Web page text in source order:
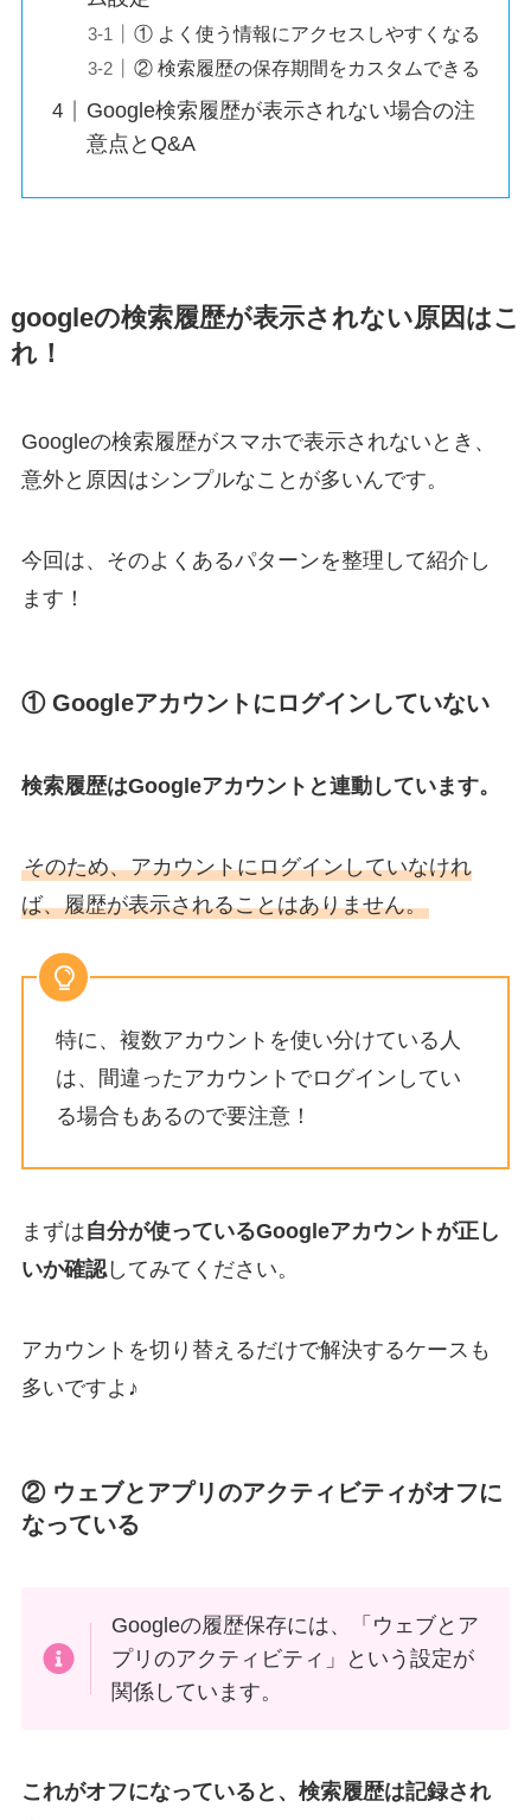
① よく使う情報にアクセスしやすくなる
② 検索履歴の保存期間をカスタムできる
Google検索履歴が表示されない場合の注
意点とQ&A
googleの検索履歴が表示されない原因はこ
れ！
Googleの検索履歴がスマホで表示されないとき、
意外と原因はシンプルなことが多いんです。
今回は、そのよくあるパターンを整理して紹介し
ます！
① Googleアカウントにログインしていない
検索履歴はGoogleアカウントと連動しています。
そのため、アカウントにログインしていなけれ
ば、履歴が表示されることはありません。
特に、複数アカウントを使い分けている人
は、間違ったアカウントでログインしてい
る場合もあるので要注意！
まずは自分が使っているGoogleアカウントが正し
いか確認してみてください。
アカウントを切り替えるだけで解決するケースも
多いですよ♪
② ウェブとアプリのアクティビティがオフに
なっている
Googleの履歴保存には、「ウェブとア
プリのアクティビティ」という設定が
関係しています。
これがオフになっていると、検索履歴は記録され